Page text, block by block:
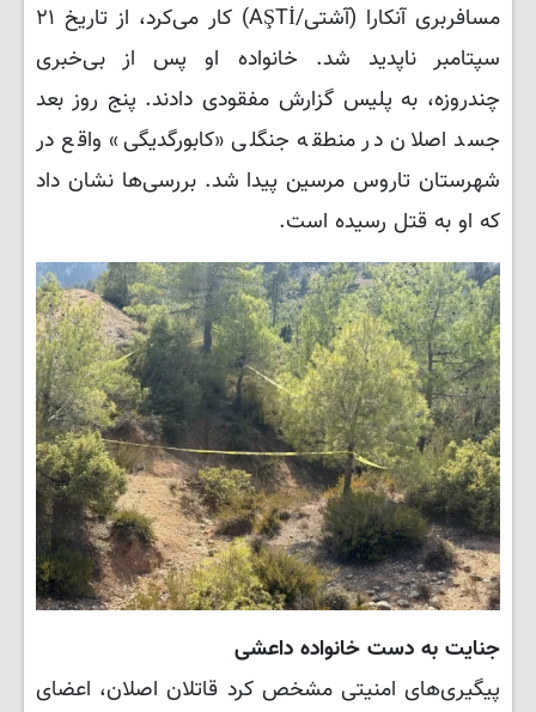
مسافربری آنکارا (آشتی/AŞTİ) کار می‌کرد، از تاریخ ۲۱
سپتامبر ناپدید شد. خانواده او پس از بی‌خبری
چندروزه، به پلیس گزارش مفقودی دادند. پنج روز بعد
جسد اصلان در منطقه جنگلی «کابورگدیگی» واقع در
شهرستان تاروس مرسین پیدا شد. بررسی‌ها نشان داد
که او به قتل رسیده است.
جنایت به دست خانواده داعشی
پیگیری‌های امنیتی مشخص کرد قاتلان اصلان، اعضای